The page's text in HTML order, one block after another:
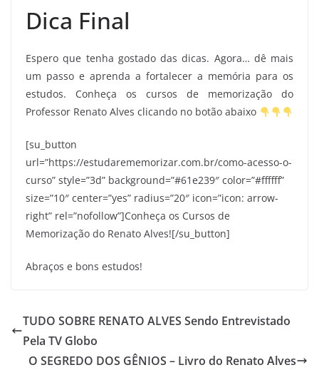
Dica Final
Espero que tenha gostado das dicas. Agora… dê mais
um passo e aprenda a fortalecer a memória para os
estudos. Conheça os cursos de memorização do
Professor Renato Alves clicando no botão abaixo
[su_button
url=”https://estudarememorizar.com.br/como-acesso-o-
curso” style=”3d” background=”#61e239″ color=”#ffffff”
size=”10″ center=”yes” radius=”20″ icon=”icon: arrow-
right” rel=”nofollow”]Conheça os Cursos de
Memorização do Renato Alves![/su_button]
Abraços e bons estudos!
TUDO SOBRE RENATO ALVES Sendo Entrevistado
Pela TV Globo
O SEGREDO DOS GÊNIOS – Livro do Renato Alves